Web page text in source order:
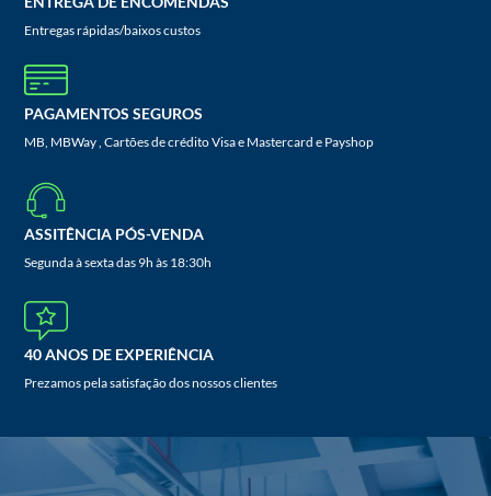
Entregas rápidas/baixos custos
PAGAMENTOS SEGUROS
MB, MBWay , Cartões de crédito Visa e Mastercard e Payshop
ASSITÊNCIA PÓS-VENDA
Segunda à sexta das 9h às 18:30h
40 ANOS DE EXPERIÊNCIA
Prezamos pela satisfação dos nossos clientes